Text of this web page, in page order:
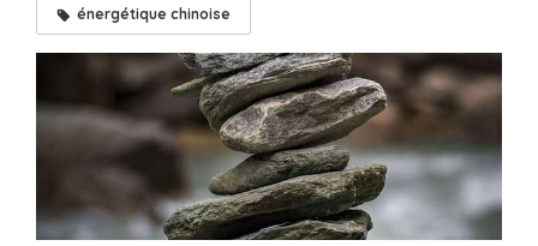
énergétique chinoise